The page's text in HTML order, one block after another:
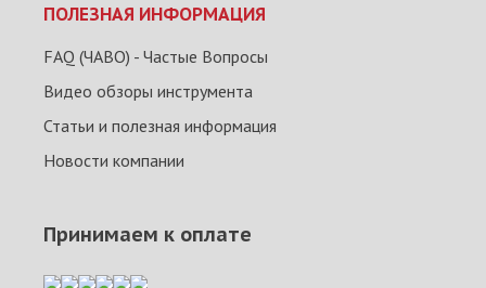
ПОЛЕЗНАЯ ИНФОРМАЦИЯ
FAQ (ЧАВО) - Частые Вопросы
Видео обзоры инструмента
Статьи и полезная информация
Новости компании
Принимаем к оплате